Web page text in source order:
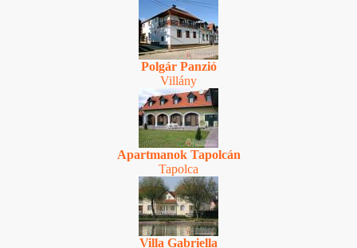
Polgár Panzió
Villány
Apartmanok Tapolcán
Tapolca
Villa Gabriella